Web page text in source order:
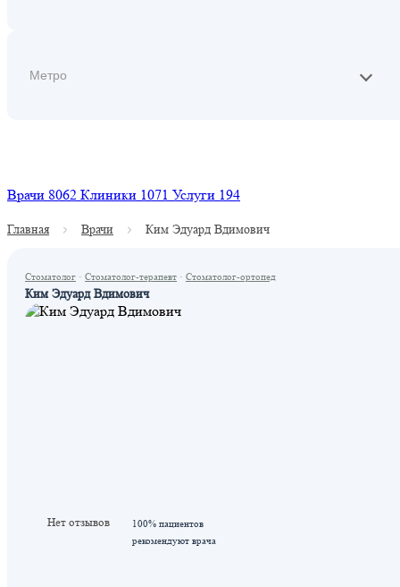
Врачи 8062 Клиники 1071 Услуги 194
Главная Врачи Ким Эдуард Вдимович
Стоматолог · Стоматолог-терапевт · Стоматолог-ортопед
Ким Эдуард Вдимович
Нет отзывов
100% пациентов
рекомендуют врача